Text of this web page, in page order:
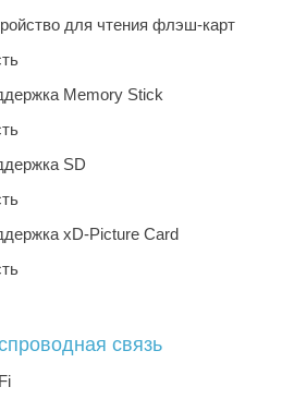
для чтения флэш-карт
Memory Stick
SD
xD-Picture Card
связь